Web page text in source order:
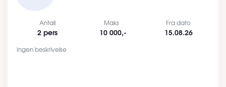
Antall
2 pers
Maks
10 000,-
Fra dato
15.08.26
Ingen beskrivelse